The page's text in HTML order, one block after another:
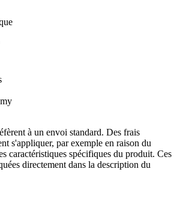
à un envoi standard. Des frais
s'appliquer, par exemple en raison du
caractéristiques spécifiques du produit. Ces
directement dans la description du